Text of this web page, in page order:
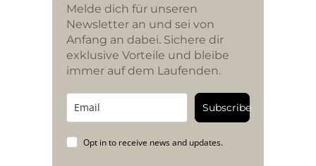
Melde dich für unseren
Newsletter an und sei von
Anfang an dabei. Sichere dir
exklusive Vorteile und bleibe
immer auf dem Laufenden.
Subscribe
Opt in to receive news and updates.